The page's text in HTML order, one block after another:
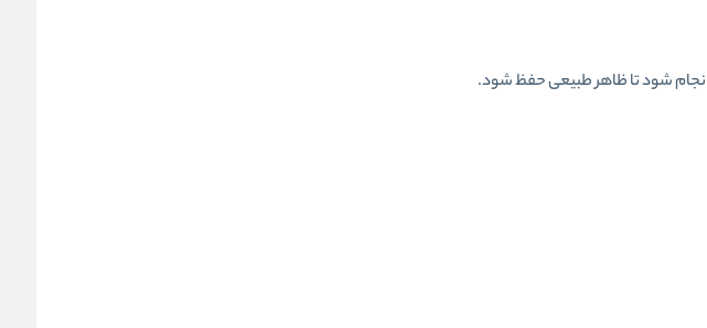
انجام شود تا ظاهر طبیعی حفظ شود.